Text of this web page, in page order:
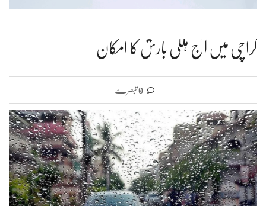
کراچی میں آج ہلکی بارش کا امکان
0 تبصرے